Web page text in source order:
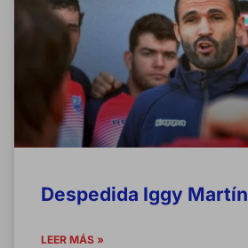
Despedida Iggy Martín
LEER MÁS »